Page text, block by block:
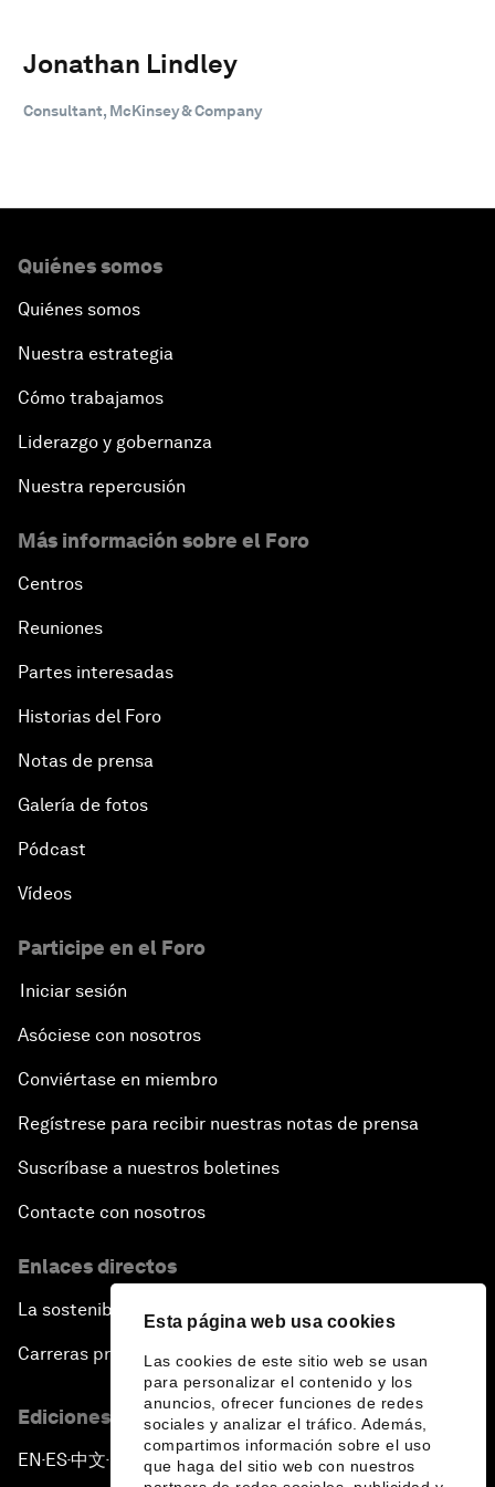
Esta página web usa cookies
Las cookies de este sitio web se usan
para personalizar el contenido y los
anuncios, ofrecer funciones de redes
sociales y analizar el tráfico. Además,
compartimos información sobre el uso
que haga del sitio web con nuestros
Jonathan Lindley
Consultant, McKinsey & Company
Quiénes somos
Quiénes somos
Nuestra estrategia
Cómo trabajamos
Liderazgo y gobernanza
Nuestra repercusión
Más información sobre el Foro
Centros
Reuniones
Partes interesadas
Historias del Foro
Notas de prensa
Galería de fotos
Pódcast
Vídeos
Participe en el Foro
Iniciar sesión
Asóciese con nosotros
Conviértase en miembro
Regístrese para recibir nuestras notas de prensa
Suscríbase a nuestros boletines
Contacte con nosotros
Enlaces directos
La sostenibilidad en el Foro
Carreras profesionales
Ediciones en otros idiomas
EN ▪ES▪中文▪ 日本語